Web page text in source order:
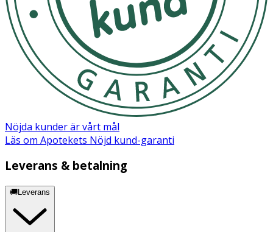
Nöjda kunder är vårt mål
Läs om Apotekets Nöjd kund-garanti
Leverans & betalning
🚚Leverans